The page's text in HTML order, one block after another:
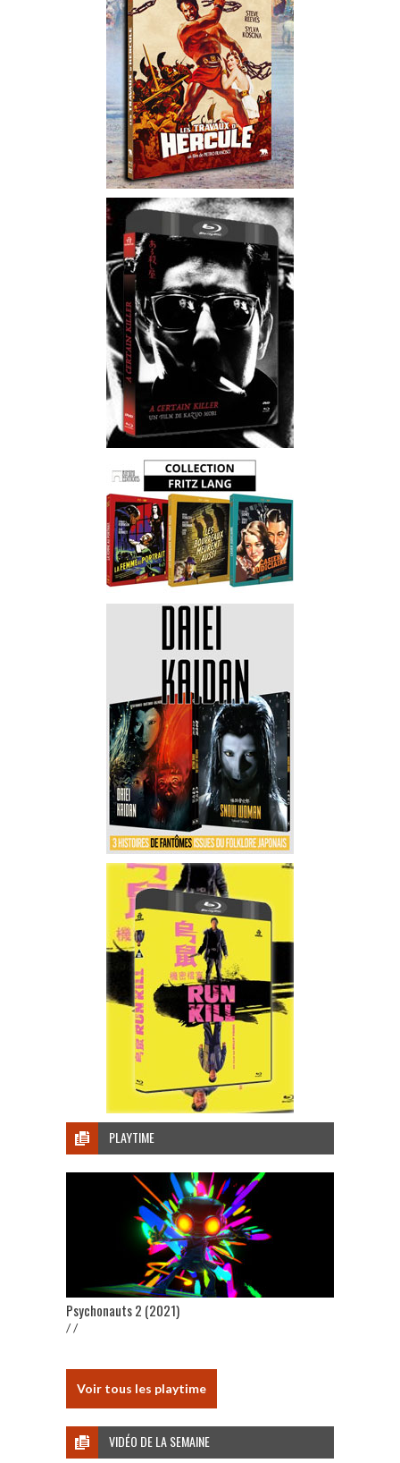
PLAYTIME
Psychonauts 2 (2021)
/ /
Voir tous les playtime
VIDÉO DE LA SEMAINE